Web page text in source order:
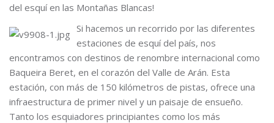
del esquí en las Montañas Blancas!
Si hacemos un recorrido por las diferentes
estaciones de esquí del país, nos
encontramos con destinos de renombre internacional como
Baqueira Beret, en el corazón del Valle de Arán. Esta
estación, con más de 150 kilómetros de pistas, ofrece una
infraestructura de primer nivel y un paisaje de ensueño.
Tanto los esquiadores principiantes como los más